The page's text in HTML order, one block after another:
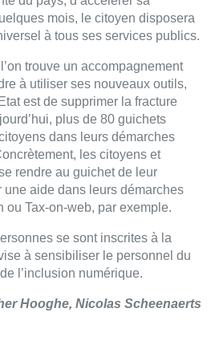
se sont inscrites à la
à sensibiliser le personnel du
l’inclusion numérique.
Hooghe, Nicolas Scheenaerts
août : les
de réseau se sont
sur la